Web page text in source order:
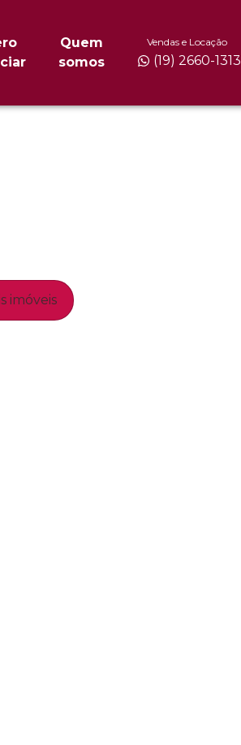
Quem
somos
Vendas e Locação
(19) 2660-1313
imóveis